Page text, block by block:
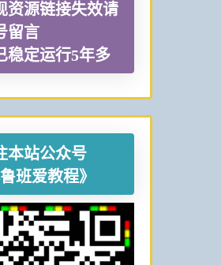
源链接失效请
留言
定运行5年多
本站公众号
鲁班爱教程》